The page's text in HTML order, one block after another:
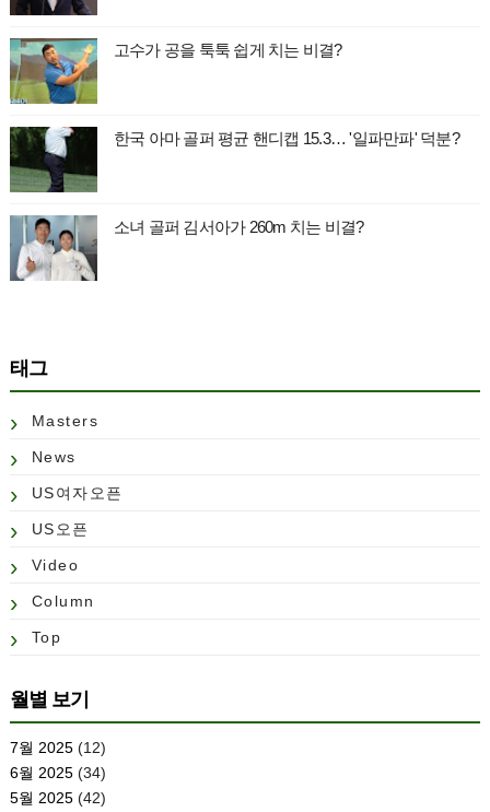
고수가 공을 툭툭 쉽게 치는 비결?
한국 아마 골퍼 평균 핸디캡 15.3… '일파만파' 덕분?
소녀 골퍼 김서아가 260m 치는 비결?
태그
Masters
News
US여자오픈
US오픈
Video
Column
Top
월별 보기
7월 2025(12)
6월 2025(34)
5월 2025(42)